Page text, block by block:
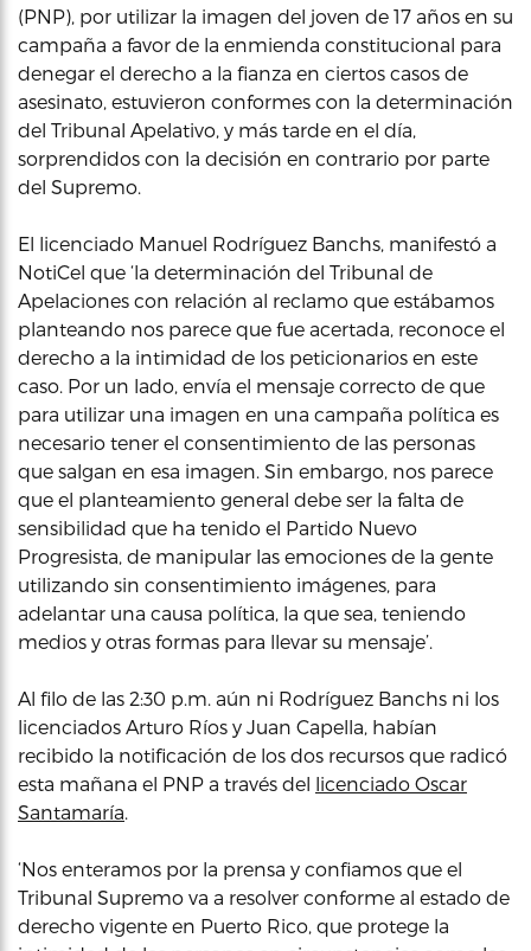
(PNP), por utilizar la imagen del joven de 17 años en su
campaña a favor de la enmienda constitucional para
denegar el derecho a la fianza en ciertos casos de
asesinato, estuvieron conformes con la determinación
del Tribunal Apelativo, y más tarde en el día,
sorprendidos con la decisión en contrario por parte
del Supremo.
El licenciado Manuel Rodríguez Banchs, manifestó a
NotiCel que ‘la determinación del Tribunal de
Apelaciones con relación al reclamo que estábamos
planteando nos parece que fue acertada, reconoce el
derecho a la intimidad de los peticionarios en este
caso. Por un lado, envía el mensaje correcto de que
para utilizar una imagen en una campaña política es
necesario tener el consentimiento de las personas
que salgan en esa imagen. Sin embargo, nos parece
que el planteamiento general debe ser la falta de
sensibilidad que ha tenido el Partido Nuevo
Progresista, de manipular las emociones de la gente
utilizando sin consentimiento imágenes, para
adelantar una causa política, la que sea, teniendo
medios y otras formas para llevar su mensaje’.
Al filo de las 2:30 p.m. aún ni Rodríguez Banchs ni los
licenciados Arturo Ríos y Juan Capella, habían
recibido la notificación de los dos recursos que radicó
esta mañana el PNP a través del licenciado Oscar
Santamaría.
‘Nos enteramos por la prensa y confiamos que el
Tribunal Supremo va a resolver conforme al estado de
derecho vigente en Puerto Rico, que protege la